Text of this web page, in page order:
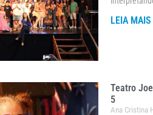
LEIA
Teatro
5
Ana Cristina